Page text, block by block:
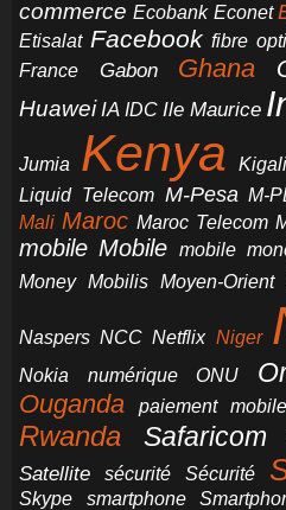
commerce Ecobank Econet
Etisalat Facebook fibre
France
Gabon Ghana
Huawei IA IDC Ile Maurice
Jumia Kenya Kigali
Liquid Telecom M-Pesa M-
Mali Maroc Maroc Telecom
mobile Mobile mobile
Money Mobilis Moyen-Orient
Naspers NCC Netflix Niger
Nokia
numérique ONU
Ouganda paiement mobile
Rwanda Safaricom
Satellite sécurité Sécurité
Skype
smartphone